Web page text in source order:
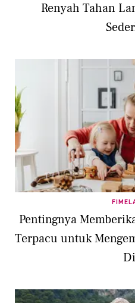
Renyah Tahan
Pentingnya
Terpacu untuk